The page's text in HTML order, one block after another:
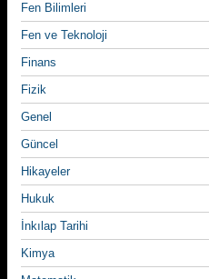
Fen Bilimleri
Fen ve Teknoloji
Finans
Fizik
Genel
Güncel
Hikayeler
Hukuk
İnkılap Tarihi
Kimya